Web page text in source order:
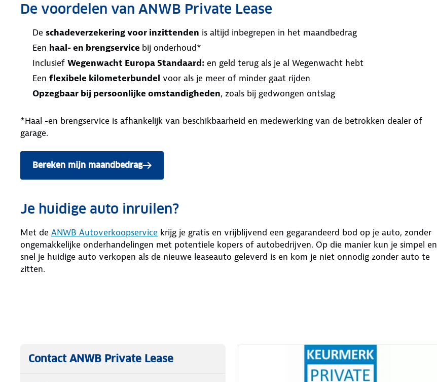
De voordelen van ANWB Private Lease
De schadeverzekering voor inzittenden is altijd inbegrepen in het maandbedrag
Een haal- en brengservice bij onderhoud*
Inclusief Wegenwacht Europa Standaard: en geld terug als je al Wegenwacht hebt
Een flexibele kilometerbundel voor als je meer of minder gaat rijden
Opzegbaar bij persoonlijke omstandigheden, zoals bij gedwongen ontslag
*Haal -en brengservice is afhankelijk van beschikbaarheid en medewerking van de betrokken dealer of
garage.
Bereken mijn maandbedrag
Je huidige auto inruilen?
Met de ANWB Autoverkoopservice krijg je gratis en vrijblijvend een gegarandeerd bod op je auto, zonder
ongemakkelijke onderhandelingen met potentiele kopers of autobedrijven. Op die manier kun je simpel en
snel je huidige auto verkopen als de nieuwe leaseauto geleverd is en kom je niet onnodig zonder auto te
zitten.
Contact ANWB Private Lease